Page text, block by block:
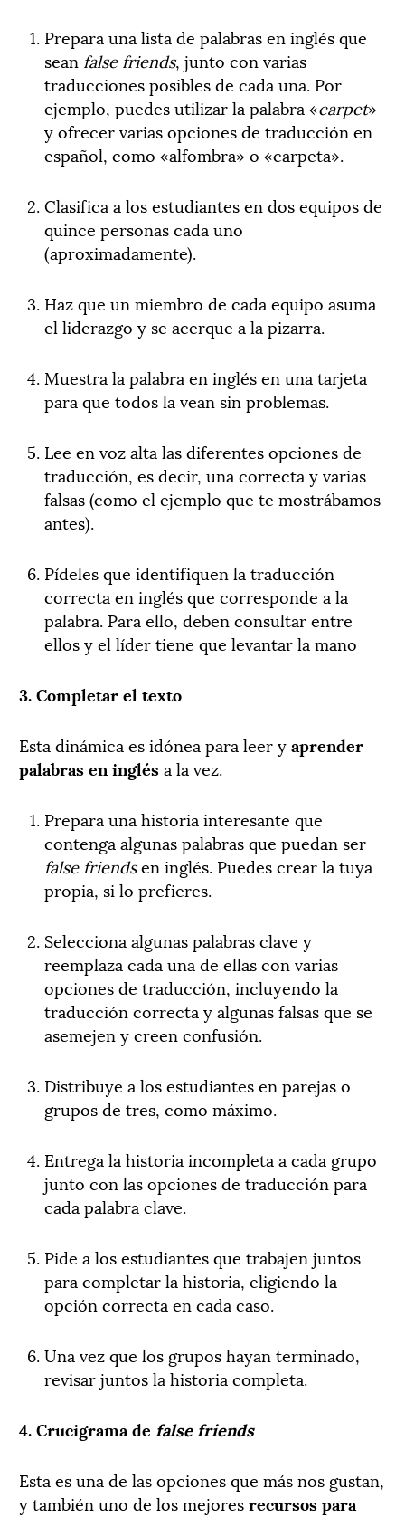
Prepara una lista de palabras en inglés que
sean false friends, junto con varias
traducciones posibles de cada una. Por
ejemplo, puedes utilizar la palabra «carpet»
y ofrecer varias opciones de traducción en
español, como «alfombra» o «carpeta».
Clasifica a los estudiantes en dos equipos de
quince personas cada uno
(aproximadamente).
Haz que un miembro de cada equipo asuma
el liderazgo y se acerque a la pizarra.
Muestra la palabra en inglés en una tarjeta
para que todos la vean sin problemas.
Lee en voz alta las diferentes opciones de
traducción, es decir, una correcta y varias
falsas (como el ejemplo que te mostrábamos
antes).
Pídeles que identifiquen la traducción
correcta en inglés que corresponde a la
palabra. Para ello, deben consultar entre
ellos y el líder tiene que levantar la mano
3. Completar el texto
Esta dinámica es idónea para leer yaprender
palabras en inglésa la vez.
Prepara una historia interesante que
contenga algunas palabras que puedan ser
false friendsen inglés. Puedes crear la tuya
propia, si lo prefieres.
Selecciona algunas palabras clave y
reemplaza cada una de ellas con varias
opciones de traducción, incluyendo la
traducción correcta y algunas falsas que se
asemejen y creen confusión.
Distribuye a los estudiantes en parejas o
grupos de tres, como máximo.
Entrega la historia incompleta a cada grupo
junto con las opciones de traducción para
cada palabra clave.
Pide a los estudiantes que trabajen juntos
para completar la historia, eligiendo la
opción correcta en cada caso.
Una vez que los grupos hayan terminado,
revisar juntos la historia completa.
4. Crucigrama de false friends
Esta es una de las opciones que más nos gustan,
y también uno de los mejoresrecursos para